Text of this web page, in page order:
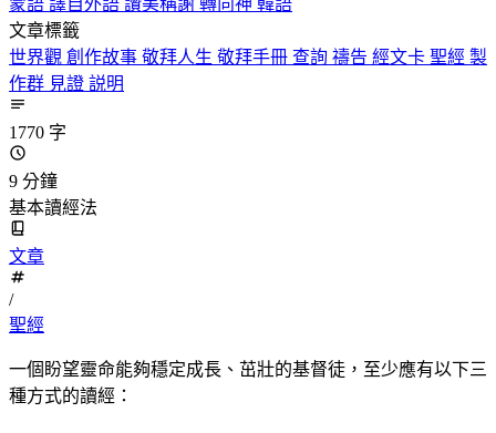
蒙語 譯自外語 讚美稱謝 轉向神 韓語
文章標籤
世界觀 創作故事 敬拜人生 敬拜手冊 查詢 禱告 經文卡 聖經 製
作群 見證 説明
1770 字
9 分鐘
基本讀經法
文章
/
聖經
一個盼望靈命能夠穩定成長、茁壯的基督徒，至少應有以下三
種方式的讀經：